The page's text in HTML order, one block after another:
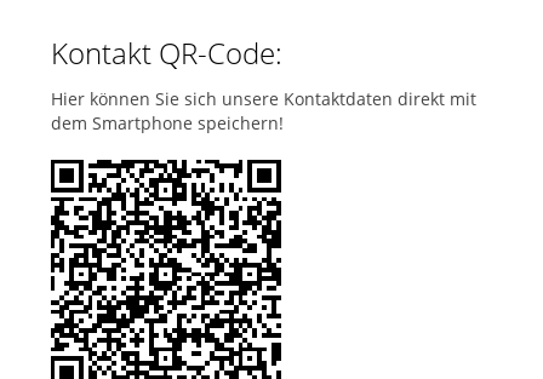
Kontakt QR-Code:
Hier können Sie sich unsere Kontaktdaten direkt mit
dem Smartphone speichern!